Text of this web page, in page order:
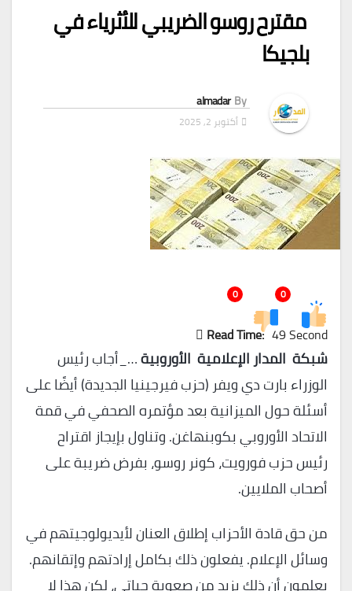
مقترح روسو الضريبي للأثرياء في
بلجيكا
By
almadar
أكتوبر 2, 2025
0
0
Read Time: 49 Second
شبكة المدار الإعلامية الأوروبية…_أجاب رئيس
الوزراء بارت دي ويفر (حزب فيرجينيا الجديدة) أيضًا على
أسئلة حول الميزانية بعد مؤتمره الصحفي في قمة
الاتحاد الأوروبي بكوبنهاغن. وتناول بإيجاز اقتراح
رئيس حزب فورويت، كونر روسو، بفرض ضريبة على
أصحاب الملايين.
من حق قادة الأحزاب إطلاق العنان لأيديولوجيتهم في
وسائل الإعلام. يفعلون ذلك بكامل إرادتهم وإتقانهم.
يعلمون أن ذلك يزيد من صعوبة حياتي، لكن هذا لا